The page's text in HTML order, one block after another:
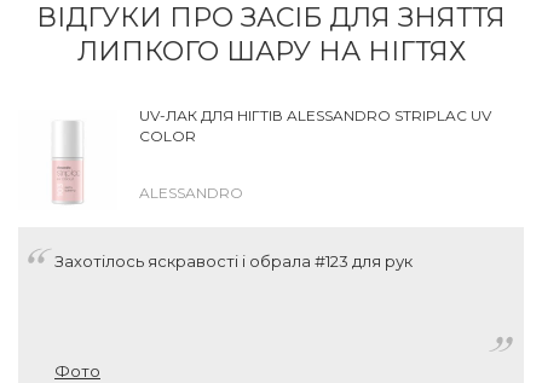
ВІДГУКИ ПРО ЗАСІБ ДЛЯ ЗНЯТТЯ
ЛИПКОГО ШАРУ НА НІГТЯХ
UV-ЛАК ДЛЯ НІГТІВ ALESSANDRO STRIPLAC UV
COLOR
ALESSANDRO
Захотілось яскравості і обрала #123 для рук
Фото